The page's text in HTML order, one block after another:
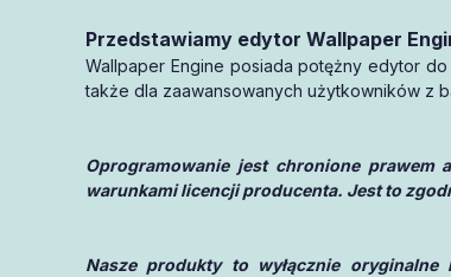
Przedstawiamy edytor Wallpaper
Wallpaper Engine posiada potężny edytor
także dla zaawansowanych użytkowników z
Oprogramowanie jest chronione
warunkami licencji producenta. Jest to
Nasze produkty to wyłącznie